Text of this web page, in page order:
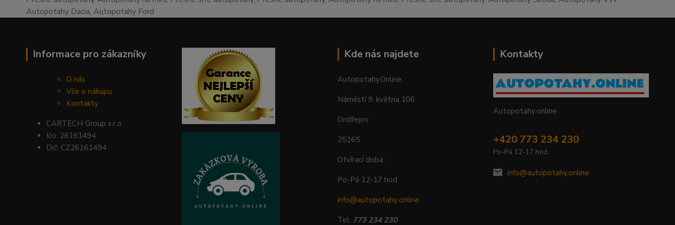
Autopotahy Dacia, Autopotahy Ford
Informace pro zákazníky
O nás
Vše o nákupu
Kontakty
CARTECH Group s.r.o.
Ičo: 26161494
Dič: CZ26161494
Kde nás najdete
Autopotahy.Online
Náměstí 9. května 106
Ondřejov
25165
Otvírací doba :
Po-Pá 12-17 hod
info@autopotahy.online
Tel: 773 234 230
Kontakty
Autopotahy.online
+420 773 234 230
Po-Pá 12-17 hod.
info@autopotahy.online